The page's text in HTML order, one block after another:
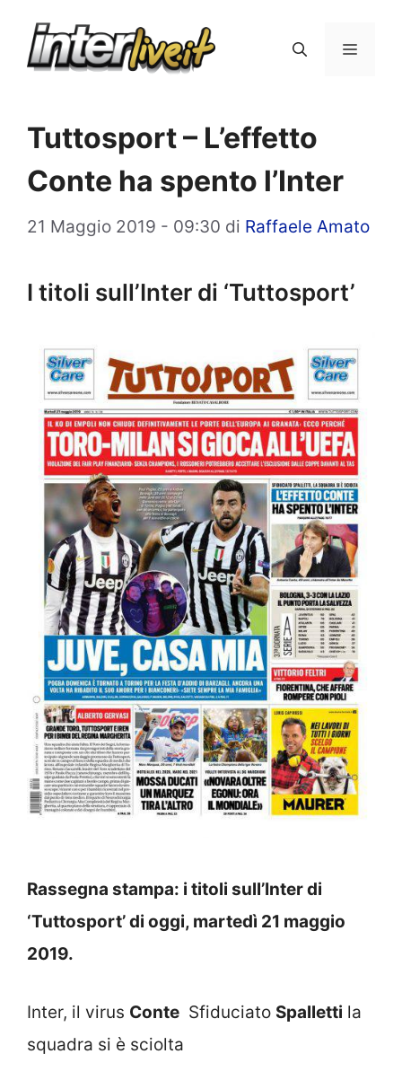
Menu
Tuttosport – L’effetto
Conte ha spento l’Inter
21 Maggio 2019 - 09:30 di Raffaele Amato
I titoli sull’Inter di ‘Tuttosport’
Rassegna stampa: i titoli sull’Inter di
‘Tuttosport’ di oggi, martedì 21 maggio
2019.
Inter, il virus Conte Sfiduciato Spalletti la
squadra si è sciolta